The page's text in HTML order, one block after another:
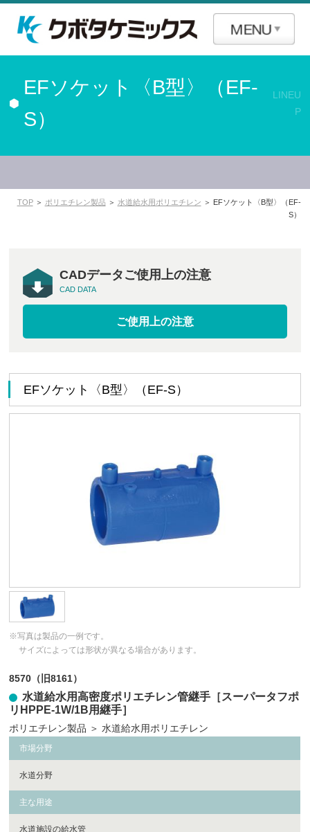
EFソケット〈B型〉（EF-
S）
LINEU
P
TOP＞ ポリエチレン製品 ＞ 水道給水用ポリエチレン ＞ EFソケット〈B型〉（EF-
S）
CADデータご使用上の注意
CAD DATA
ご使用上の注意
EFソケット〈B型〉（EF-S）
※写真は製品の一例です。
サイズによっては形状が異なる場合があります。
8570（旧8161）
水道給水用高密度ポリエチレン管継手［スーパータフポ
リHPPE-1W/1B用継手］
ポリエチレン製品 ＞ 水道給水用ポリエチレン
市場分野
水道分野
主な用途
水道施設の給水管